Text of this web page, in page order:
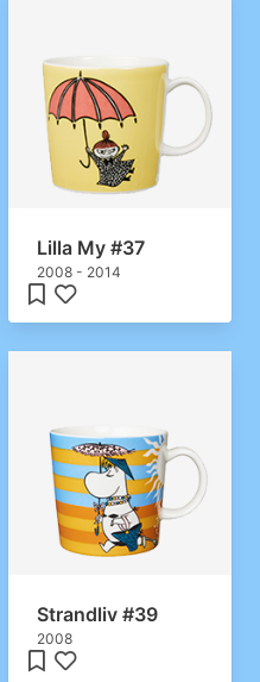
Lilla My #37
2008 - 2014
Strandliv #39
2008